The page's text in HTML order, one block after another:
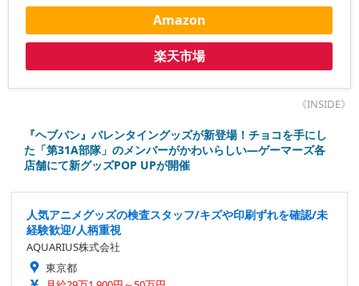
Amazon
楽天市場
《INSIDE》
『ヘブバン』バレンタイングッズが新登場！チョコを手にし
た「第31A部隊」のメンバーがかわいらしい―ゲーマーズ各
店舗にて新グッズPOP UPが開催
人気アニメグッズの検査スタッフ/キズや印刷ずれを確認/未
経験歓迎/人柄重視
AQUARIUS株式会社
東京都